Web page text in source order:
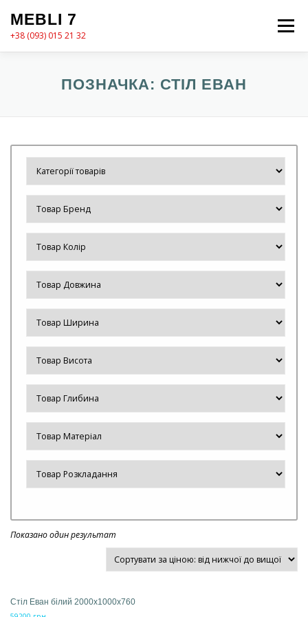
вмісту
MEBLI 7
+38 (093) 015 21 32
Меню
КАТАЛОГ ПРО НАС КОШИК
ПОЗНАЧКА: СТІЛ ЕВАН
Показано один результат
Стіл Еван білий 2000x1000x760